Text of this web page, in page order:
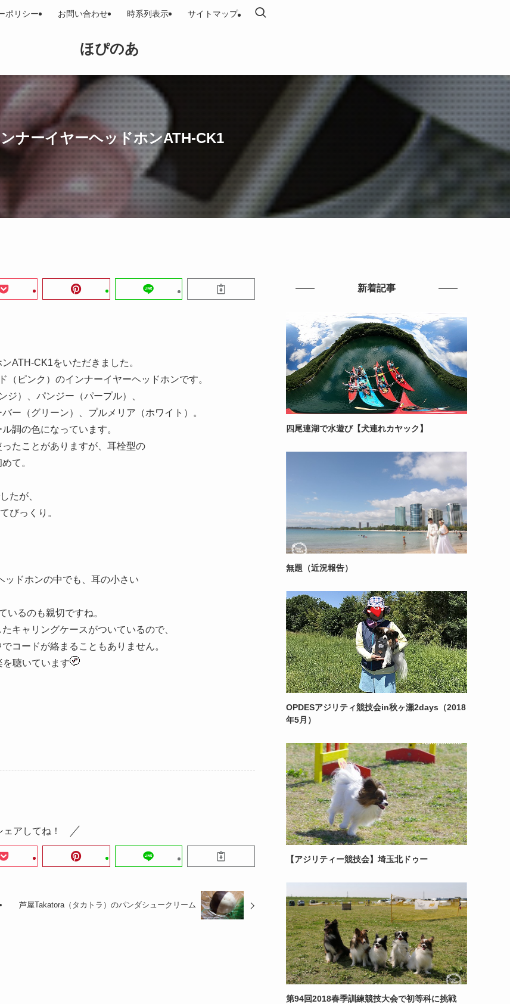
ほぴのあ
ポリシー お問い合わせ 時系列表示 サイトマップ
ナーイヤーヘッドホンATH-CK1
ATH-CK1をいただきました。
（ピンク）のインナーイヤーヘッドホンです。
ジ）、パンジー（パープル）、
ー（グリーン）、プルメリア（ホワイト）。
調の色になっています。
たことがありますが、耳栓型の
て。
たが、
びっくり。
ッドホンの中でも、耳の小さい
いるのも親切ですね。
キャリングケースがついているので、
コードが絡まることもありません。
聴いています
アしてね！
芦屋Takatora（タカトラ）のパンダシュークリーム
新着記事
四尾連湖で水遊び【犬連れカヤック】
無題（近況報告）
OPDESアジリティ競技会in秋ヶ瀬2days（2018
年5月）
【アジリティー競技会】埼玉北ドゥー
第94回2018春季訓練競技大会で初等科に挑戦